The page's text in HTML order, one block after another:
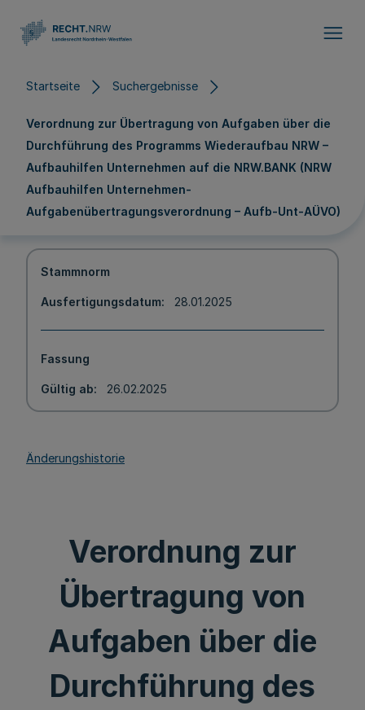
Startseite Suchergebnisse
Verordnung zur Übertragung von Aufgaben über die
Durchführung des Programms Wiederaufbau NRW –
Aufbauhilfen Unternehmen auf die NRW.BANK (NRW
Aufbauhilfen Unternehmen-
Aufgabenübertragungsverordnung – Aufb-Unt-AÜVO)
Stammnorm
Ausfertigungsdatum 28.01.2025
Fassung
Gültig ab 26.02.2025
Änderungshistorie
Verordnung zur
Übertragung von
Aufgaben über die
Durchführung des